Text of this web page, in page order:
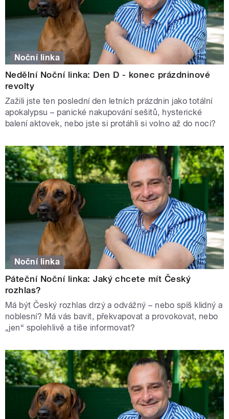
Noční linka
Nedělní Noční linka: Den D - konec prázdninové
revolty
Zažili jste ten poslední den letních prázdnin jako totální
apokalypsu – panické nakupování sešitů, hysterické
balení aktovek, nebo jste si protáhli si volno až do noci?
Noční linka
Páteční Noční linka: Jaký chcete mít Český
rozhlas?
Má být Český rozhlas drzý a odvážný – nebo spíš klidný a
noblesní? Má vás bavit, překvapovat a provokovat, nebo
„jen“ spolehlivě a tiše informovat?